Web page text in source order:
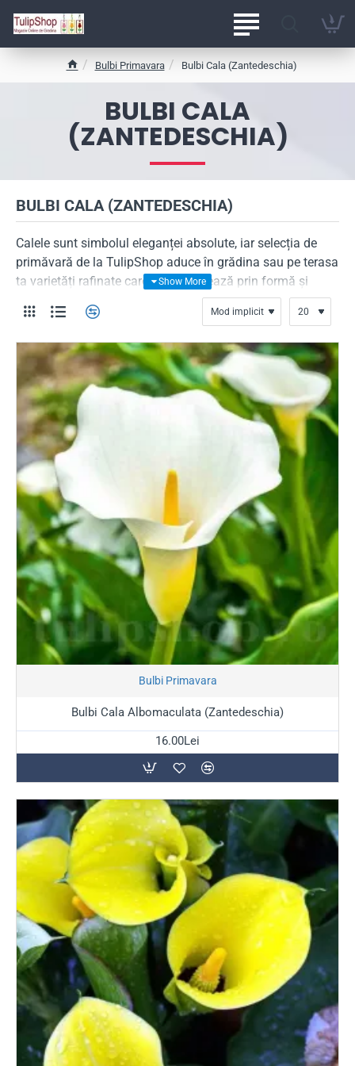
BULBI CALA
(ZANTEDESCHIA)
e
Bulbi Primavara Bulbi Cala (Zantedeschia)
BULBI CALA (ZANTEDESCHIA)
Calele sunt simbolul eleganței absolute, iar selecția de
primăvară de la TulipShop aduce în grădina sau pe terasa
ta varietăți rafinate care impresionează prin formă și
Bulbii de Cala (Zantedeschia)sunt ideali pentru
cei care își doresc un aspect exotic și modern, fiind plante
versatile care se adaptează perfect atât în ghivece
decorative, cât și în straturile din grădină.
De ce să alegi bulbi de Cala
pentru grădina ta?
🍸
Florile în formă de cupă, cu
linii fluide și sofisticate, oferă un aspect premium
oricărui spațiu verde.
🌈Culori Spectaculoase:De la albul clasic și pur,
până la nuanțe dramatice de bordo aproape negru,
galben intens, portocaliu vibrant sau roz delicat.
🌿
Frunziș Decorativ:Multe varietăți de Cala au
frunze mari, verzi, adesea „stropite” cu puncte albe
translucide, fiind decorative chiar și înainte de
înflorire.
Rezistență în Vază:Calele sunt renumite pentru
pentru buchete de mireasă și aranjamente florale de
interior.
Sfaturi pentru o plantare
reușită
Bulbii de Cala se plantează primăvara, în lunile
aprilie-
mai, după ce riscul de îngheț a trecut complet. Acestea
iubesc căldura și lumina, dar se dezvoltă cel mai bine într-
un loc unde au parte de soare direct dimineața și o umbră
ușoară în orele caniculare ale amiezii.
Sfatul TulipShop:Calla preferă un sol bogat și constant
umed (dar bine drenat). La plantare, așază bulbul cu
„ochii” (mugurii) orientați în sus, la o adâncime de
aproximativ 5-10 cm. Dacă alegi să le cultivi în ghiveci,
asigură-le un îngrășământ de calitate pe parcursul
perioadei de creștere pentru a stimula o înflorire bogată.
Toamna, înainte de primul îngheț, bulbii trebuie scoși din
Bulbi Primavara
Bulbi Cala Albomaculata (Zantedeschia)
16.00Lei